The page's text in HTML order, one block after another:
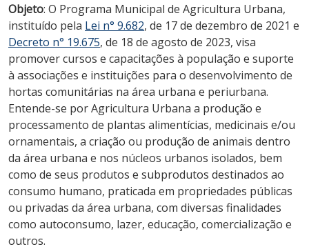
Objeto: O Programa Municipal de Agricultura Urbana,
instituído pela Lei n° 9.682, de 17 de dezembro de 2021 e
Decreto n° 19.675, de 18 de agosto de 2023, visa
promover cursos e capacitações à população e suporte
à associações e instituições para o desenvolvimento de
hortas comunitárias na área urbana e periurbana.
Entende-se por Agricultura Urbana a produção e
processamento de plantas alimentícias, medicinais e/ou
ornamentais, a criação ou produção de animais dentro
da área urbana e nos núcleos urbanos isolados, bem
como de seus produtos e subprodutos destinados ao
consumo humano, praticada em propriedades públicas
ou privadas da área urbana, com diversas finalidades
como autoconsumo, lazer, educação, comercialização e
outros.